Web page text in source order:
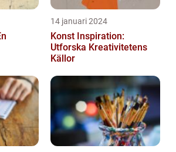
14 januari 2024
Konst Inspiration:
Utforska Kreativitetens
Källor